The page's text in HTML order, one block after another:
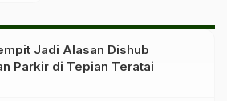
Jadi Alasan Dishub
Parkir di Tepian Teratai